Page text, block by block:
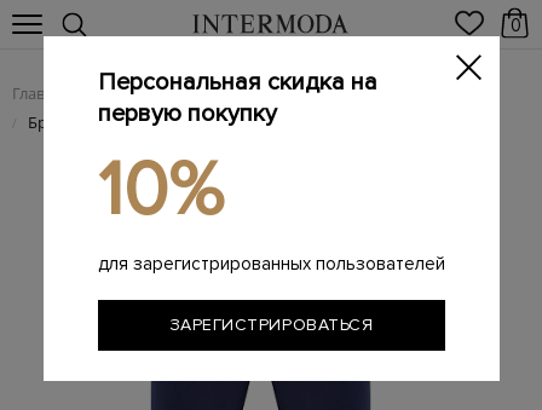
0
Главная Мужчинам / Одежда / Мужские брюки
/ Брендовые мужские брюки
Персональная скидка на
первую покупку
10%
для зарегистрированных пользователей
ЗАРЕГИСТРИРОВАТЬСЯ